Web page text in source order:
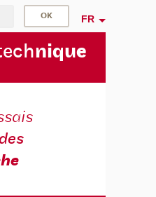
FR
nique